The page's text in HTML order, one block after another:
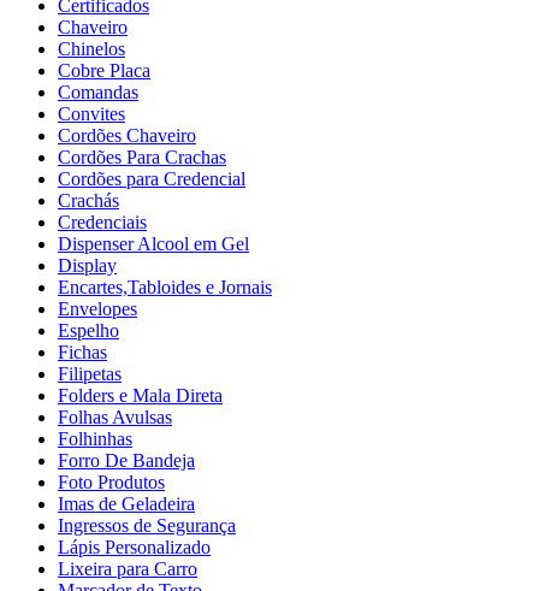
Certificados
Chaveiro
Chinelos
Cobre Placa
Comandas
Convites
Cordões Chaveiro
Cordões Para Crachas
Cordões para Credencial
Crachás
Credenciais
Dispenser Alcool em Gel
Display
Encartes,Tabloides e Jornais
Envelopes
Espelho
Fichas
Filipetas
Folders e Mala Direta
Folhas Avulsas
Folhinhas
Forro De Bandeja
Foto Produtos
Imas de Geladeira
Ingressos de Segurança
Lápis Personalizado
Lixeira para Carro